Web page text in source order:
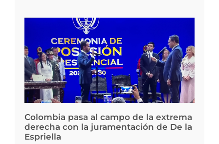
Colombia pasa al campo de la extrema
derecha con la juramentación de De la
Espriella